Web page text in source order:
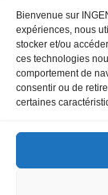
Bienvenue sur
expériences, nous
stocker et/ou
ces technologies
comportement de
consentir ou de
certaines
8h00 /